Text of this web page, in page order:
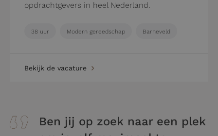
opdrachtgevers in heel Nederland.
38 uur Modern gereedschap Barneveld
Bekijk de vacature
Ben jij op zoek naar een plek